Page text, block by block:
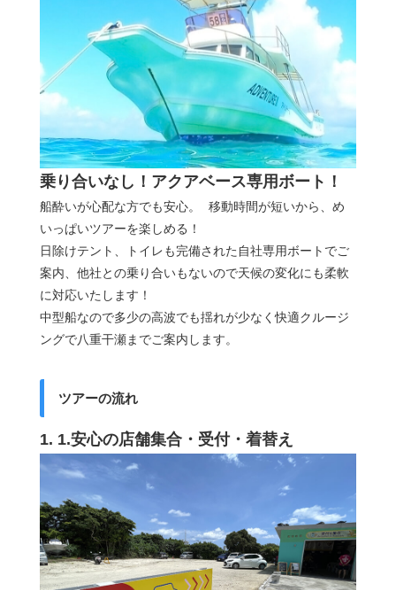
乗り合いなし！アクアベース専用ボート！
船酔いが心配な方でも安心。 移動時間が短いから、め
いっぱいツアーを楽しめる！
日除けテント、トイレも完備された自社専用ボートでご
案内、他社との乗り合いもないので天候の変化にも柔軟
に対応いたします！
中型船なので多少の高波でも揺れが少なく快適クルージ
ングで八重干瀬までご案内します。
ツアーの流れ
1. 1.安心の店舗集合・受付・着替え